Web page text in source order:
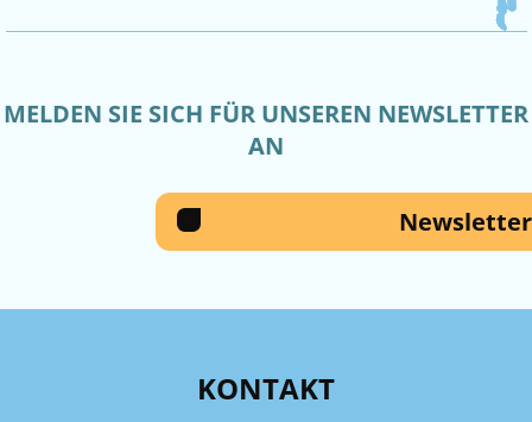
MELDEN SIE SICH FÜR UNSEREN NEWSLETTER
AN
Newsletter
KONTAKT